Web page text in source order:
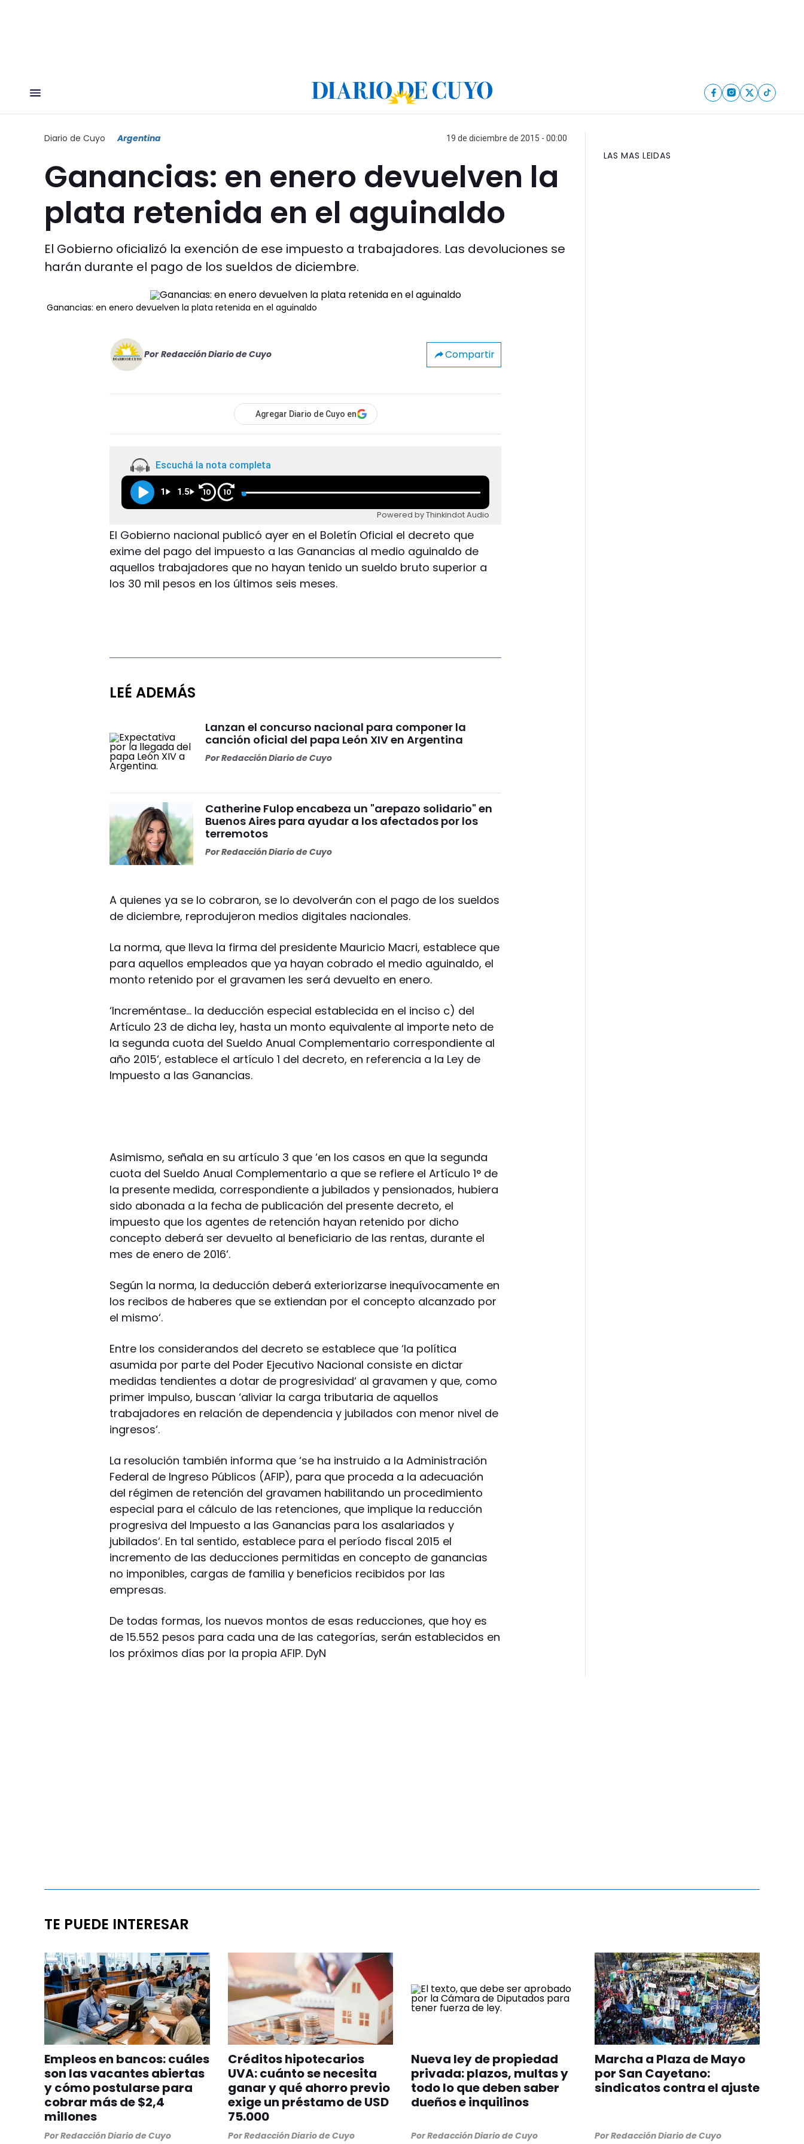
Diario de Cuyo Argentina 19 de diciembre de 2015 - 00:00
Ganancias: en enero devuelven la
plata retenida en el aguinaldo
El Gobierno oficializó la exención de ese impuesto a trabajadores. Las devoluciones se
harán durante el pago de los sueldos de diciembre.
Ganancias: en enero devuelven la plata retenida en el aguinaldo
Por Redacción Diario de Cuyo Compartir
Agregar Diario de Cuyo en
Escuchá la nota completa
1 1.5 10 10
Powered by Thinkindot Audio
El Gobierno nacional publicó ayer en el Boletín Oficial el decreto que
exime del pago del impuesto a las Ganancias al medio aguinaldo de
aquellos trabajadores que no hayan tenido un sueldo bruto superior a
los 30 mil pesos en los últimos seis meses.
LEÉ ADEMÁS
Lanzan el concurso nacional para componer la
canción oficial del papa León XIV en Argentina
PorRedacción Diario de Cuyo
Catherine Fulop encabeza un "arepazo solidario" en
Buenos Aires para ayudar a los afectados por los
terremotos
PorRedacción Diario de Cuyo
A quienes ya se lo cobraron, se lo devolverán con el pago de los sueldos
de diciembre, reprodujeron medios digitales nacionales.
La norma, que lleva la firma del presidente Mauricio Macri, establece que
para aquellos empleados que ya hayan cobrado el medio aguinaldo, el
monto retenido por el gravamen les será devuelto en enero.
‘Increméntase… la deducción especial establecida en el inciso c) del
Artículo 23 de dicha ley, hasta un monto equivalente al importe neto de
la segunda cuota del Sueldo Anual Complementario correspondiente al
año 2015‘, establece el artículo 1 del decreto, en referencia a la Ley de
Impuesto a las Ganancias.
Asimismo, señala en su artículo 3 que ‘en los casos en que la segunda
cuota del Sueldo Anual Complementario a que se refiere el Artículo 1° de
la presente medida, correspondiente a jubilados y pensionados, hubiera
sido abonada a la fecha de publicación del presente decreto, el
impuesto que los agentes de retención hayan retenido por dicho
concepto deberá ser devuelto al beneficiario de las rentas, durante el
mes de enero de 2016‘.
Según la norma, la deducción deberá exteriorizarse inequívocamente en
los recibos de haberes que se extiendan por el concepto alcanzado por
el mismo‘.
Entre los considerandos del decreto se establece que ‘la política
asumida por parte del Poder Ejecutivo Nacional consiste en dictar
medidas tendientes a dotar de progresividad‘ al gravamen y que, como
primer impulso, buscan ‘aliviar la carga tributaria de aquellos
trabajadores en relación de dependencia y jubilados con menor nivel de
ingresos‘.
La resolución también informa que ‘se ha instruido a la Administración
Federal de Ingreso Públicos (AFIP), para que proceda a la adecuación
del régimen de retención del gravamen habilitando un procedimiento
especial para el cálculo de las retenciones, que implique la reducción
progresiva del Impuesto a las Ganancias para los asalariados y
jubilados‘. En tal sentido, establece para el período fiscal 2015 el
incremento de las deducciones permitidas en concepto de ganancias
no imponibles, cargas de familia y beneficios recibidos por las
empresas.
De todas formas, los nuevos montos de esas reducciones, que hoy es
de 15.552 pesos para cada una de las categorías, serán establecidos en
los próximos días por la propia AFIP. DyN
LAS MAS LEIDAS
TE PUEDE INTERESAR
Empleos en bancos: cuáles
son las vacantes abiertas
y cómo postularse para
cobrar más de $2,4
millones
PorRedacción Diario de Cuyo
Créditos hipotecarios
UVA: cuánto se necesita
ganar y qué ahorro previo
exige un préstamo de USD
75.000
PorRedacción Diario de Cuyo
Nueva ley de propiedad
privada: plazos, multas y
todo lo que deben saber
dueños e inquilinos
PorRedacción Diario de Cuyo
Marcha a Plaza de Mayo
por San Cayetano:
sindicatos contra el ajuste
PorRedacción Diario de Cuyo